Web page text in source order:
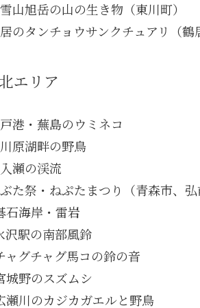
山旭岳の山の生き物（東川町）
のタンチョウサンクチュアリ（鶴
エリア
港・蕪島のウミネコ
原湖畔の野鳥
瀬の渓流
た祭・ねぷたまつり（青森市、弘
石海岸・雷岩
沢駅の南部風鈴
ャグチャグ馬コの鈴の音
城野のスズムシ
瀬川のカジカガエルと野鳥